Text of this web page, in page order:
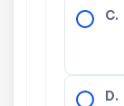
C.
D.